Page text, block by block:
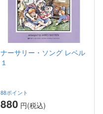
ナーサリー・ソング レベル
１
88ポイント
880 円(税込)